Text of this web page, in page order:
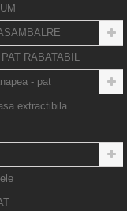
RABATABIL
- pat
extractibila